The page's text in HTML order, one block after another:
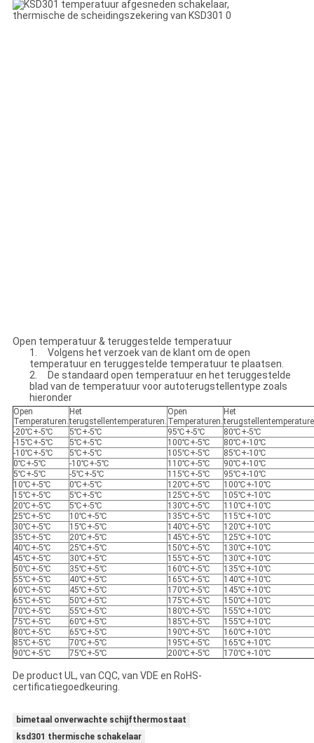
Open temperatuur & teruggestelde temperatuur
1. Volgens het verzoek van de klant om de open
temperatuur en teruggestelde temperatuur te plaatsen.
2. De standaard open temperatuur en het teruggestelde
blad van de temperatuur voor autoterugstellentype zoals
hieronder
Open
Temperaturen.
Het
terugstellentemperaturen.
Open
Temperaturen.
Het
-20℃+-5℃
5℃+-5℃ 95℃+-5℃
80℃+-5℃
-15℃+-5℃
5℃+-5℃ 100℃+-5℃
80℃+-10℃
-10℃+-5℃
5℃+-5℃ 105℃+-5℃
85℃+-10℃
0℃+-5℃
-10℃+-5℃ 110℃+-5℃
90℃+-10℃
5℃+-5℃
-5℃+-5℃ 115℃+-5℃
95℃+-10℃
10℃+-5℃
0℃+-5℃ 120℃+-5℃
100℃+-10℃
15℃+-5℃
5℃+-5℃ 125℃+-5℃
105℃+-10℃
20℃+-5℃
5℃+-5℃ 130℃+-5℃
110℃+-10℃
25℃+-5℃
10℃+-5℃ 135℃+-5℃
115℃+-10℃
30℃+-5℃
15℃+-5℃ 140℃+-5℃
120℃+-10℃
35℃+-5℃
20℃+-5℃ 145℃+-5℃
125℃+-10℃
40℃+-5℃
25℃+-5℃ 150℃+-5℃
130℃+-10℃
45℃+-5℃
30℃+-5℃ 155℃+-5℃
130℃+-10℃
50℃+-5℃
35℃+-5℃ 160℃+-5℃
135℃+-10℃
55℃+-5℃
40℃+-5℃ 165℃+-5℃
140℃+-10℃
60℃+-5℃
45℃+-5℃ 170℃+-5℃
145℃+-10℃
65℃+-5℃
50℃+-5℃ 175℃+-5℃
150℃+-10℃
70℃+-5℃
55℃+-5℃ 180℃+-5℃
155℃+-10℃
75℃+-5℃
60℃+-5℃ 185℃+-5℃
155℃+-10℃
80℃+-5℃
65℃+-5℃ 190℃+-5℃
160℃+-10℃
85℃+-5℃
70℃+-5℃ 195℃+-5℃
165℃+-10℃
90℃+-5℃
75℃+-5℃ 200℃+-5℃ 170℃+-10℃
De product UL, van CQC, van VDE en RoHS-
certificatiegoedkeuring.
bimetaal onverwachte schijfthermostaat
ksd301 thermische schakelaar